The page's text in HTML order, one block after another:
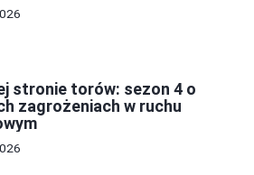
stronie torów: sezon 4 o
zagrożeniach w ruchu